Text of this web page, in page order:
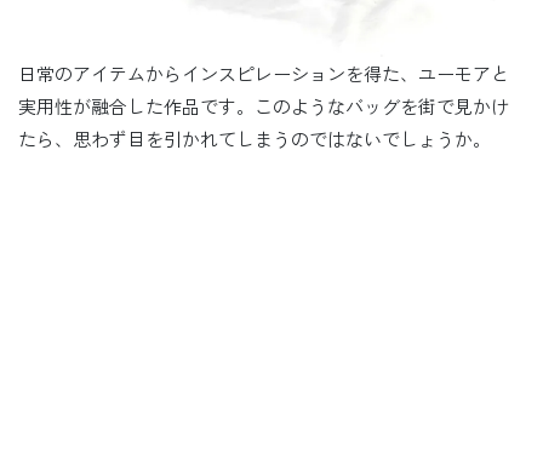
日常のアイテムからインスピレーションを得た、ユーモアと
実用性が融合した作品です。このようなバッグを街で見かけ
たら、思わず目を引かれてしまうのではないでしょうか。